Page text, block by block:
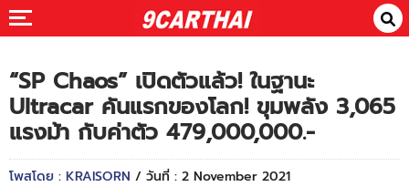
“SP Chaos” เปิดตัวแล้ว! ในฐานะ
Ultracar คันแรกของโลก! ขุมพลัง 3,065
แรงม้า กับค่าตัว 479,000,000.-
โพสโดย : KRAISORN / วันที่ : 2 November 2021